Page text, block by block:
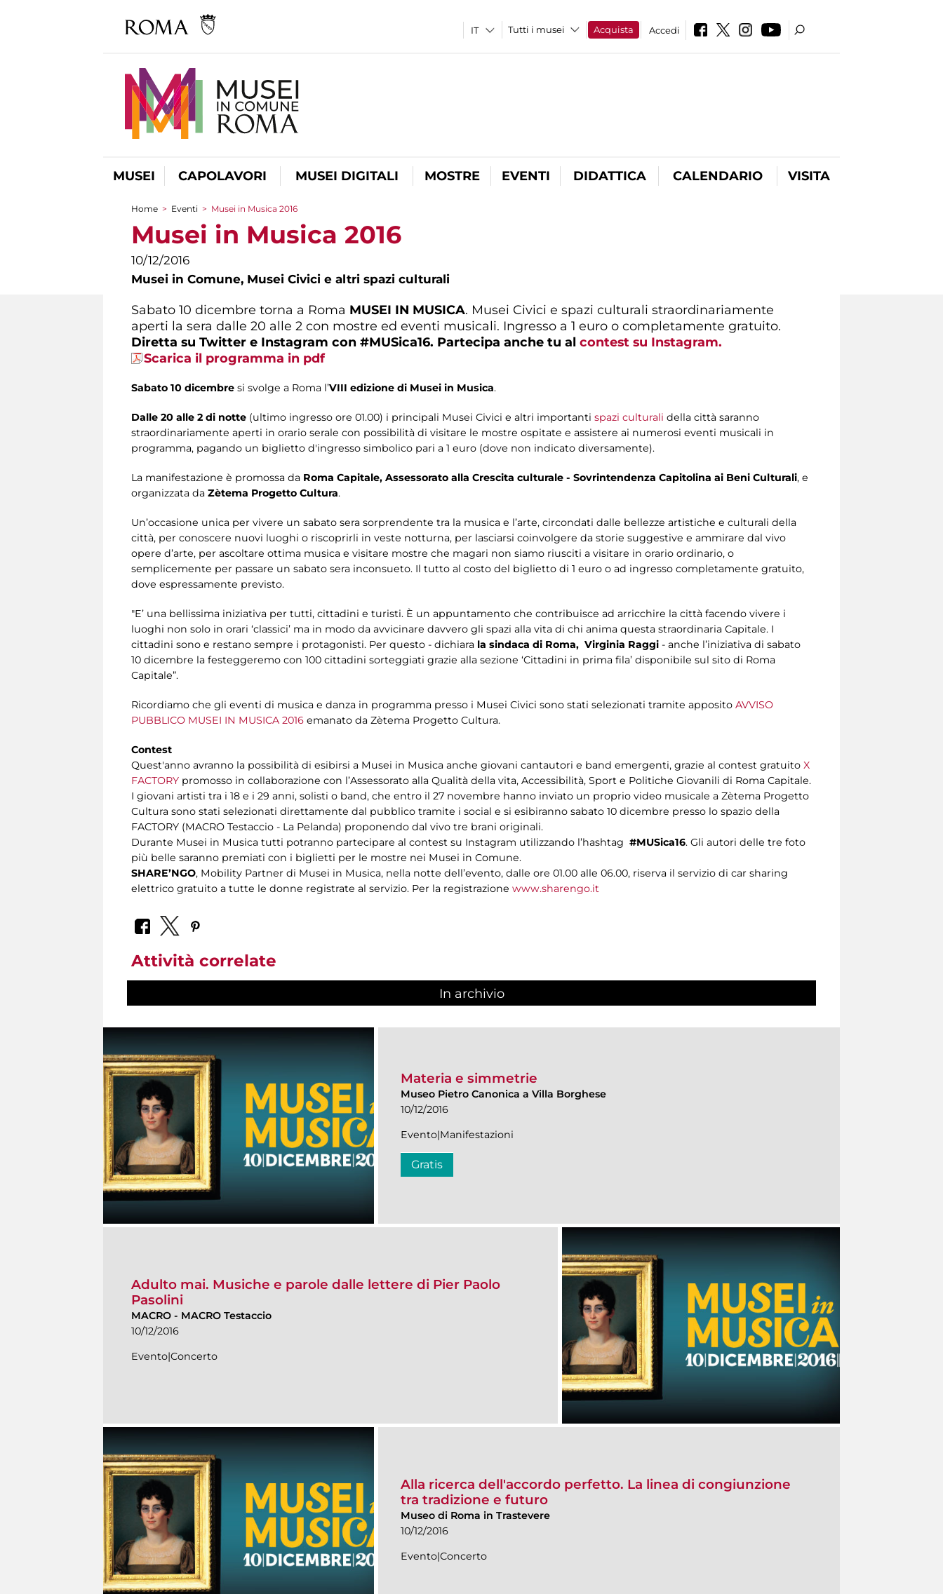
Tutti i musei Acquista Accedi
MUSEI CAPOLAVORI MUSEI DIGITALI MOSTRE EVENTI DIDATTICA CALENDARIO VISITA
Tu sei qui
Home > Eventi > Musei in Musica 2016
Musei in Musica 2016
10/12/2016
Musei in Comune, Musei Civici e altri spazi culturali
Sabato 10 dicembre torna a Roma MUSEI IN MUSICA. Musei Civici e spazi culturali straordinariamente
aperti la sera dalle 20 alle 2 con mostre ed eventi musicali. Ingresso a 1 euro o completamente gratuito.
Diretta su Twitter e Instagram con #MUSica16. Partecipa anche tu al contest su Instagram.
Scarica il programma in pdf
Sabato 10 dicembre si svolge a Roma l’VIII edizione di Musei in Musica.
Dalle 20 alle 2 di notte (ultimo ingresso ore 01.00) i principali Musei Civici e altri importanti spazi culturali della città saranno
straordinariamente aperti in orario serale con possibilità di visitare le mostre ospitate e assistere ai numerosi eventi musicali in
programma, pagando un biglietto d'ingresso simbolico pari a 1 euro (dove non indicato diversamente).
La manifestazione è promossa da Roma Capitale, Assessorato alla Crescita culturale - Sovrintendenza Capitolina ai Beni Culturali, e
organizzata da Zètema Progetto Cultura.
Un’occasione unica per vivere un sabato sera sorprendente tra la musica e l’arte, circondati dalle bellezze artistiche e culturali della
città, per conoscere nuovi luoghi o riscoprirli in veste notturna, per lasciarsi coinvolgere da storie suggestive e ammirare dal vivo
opere d’arte, per ascoltare ottima musica e visitare mostre che magari non siamo riusciti a visitare in orario ordinario, o
semplicemente per passare un sabato sera inconsueto. Il tutto al costo del biglietto di 1 euro o ad ingresso completamente gratuito,
dove espressamente previsto.
"E’ una bellissima iniziativa per tutti, cittadini e turisti. È un appuntamento che contribuisce ad arricchire la città facendo vivere i
luoghi non solo in orari ‘classici’ ma in modo da avvicinare davvero gli spazi alla vita di chi anima questa straordinaria Capitale. I
cittadini sono e restano sempre i protagonisti. Per questo - dichiara la sindaca di Roma, Virginia Raggi - anche l’iniziativa di sabato
10 dicembre la festeggeremo con 100 cittadini sorteggiati grazie alla sezione ‘Cittadini in prima fila’ disponibile sul sito di Roma
Capitale”.
Ricordiamo che gli eventi di musica e danza in programma presso i Musei Civici sono stati selezionati tramite apposito AVVISO
PUBBLICO MUSEI IN MUSICA 2016 emanato da Zètema Progetto Cultura.
Contest
Quest'anno avranno la possibilità di esibirsi a Musei in Musica anche giovani cantautori e band emergenti, grazie al contest gratuito X
FACTORY promosso in collaborazione con l’Assessorato alla Qualità della vita, Accessibilità, Sport e Politiche Giovanili di Roma Capitale.
I giovani artisti tra i 18 e i 29 anni, solisti o band, che entro il 27 novembre hanno inviato un proprio video musicale a Zètema Progetto
Cultura sono stati selezionati direttamente dal pubblico tramite i social e si esibiranno sabato 10 dicembre presso lo spazio della
FACTORY (MACRO Testaccio - La Pelanda) proponendo dal vivo tre brani originali.
Durante Musei in Musica tutti potranno partecipare al contest su Instagram utilizzando l’hashtag #MUSica16. Gli autori delle tre foto
più belle saranno premiati con i biglietti per le mostre nei Musei in Comune.
SHARE’NGO, Mobility Partner di Musei in Musica, nella notte dell’evento, dalle ore 01.00 alle 06.00, riserva il servizio di car sharing
elettrico gratuito a tutte le donne registrate al servizio. Per la registrazione www.sharengo.it
Attività correlate
In archivio
Materia e simmetrie
Museo Pietro Canonica a Villa Borghese
10/12/2016
Evento|Manifestazioni
Gratis
Adulto mai. Musiche e parole dalle lettere di Pier Paolo
Pasolini
MACRO - MACRO Testaccio
10/12/2016
Evento|Concerto
Alla ricerca dell'accordo perfetto. La linea di congiunzione
tra tradizione e futuro
Museo di Roma in Trastevere
10/12/2016
Evento|Concerto